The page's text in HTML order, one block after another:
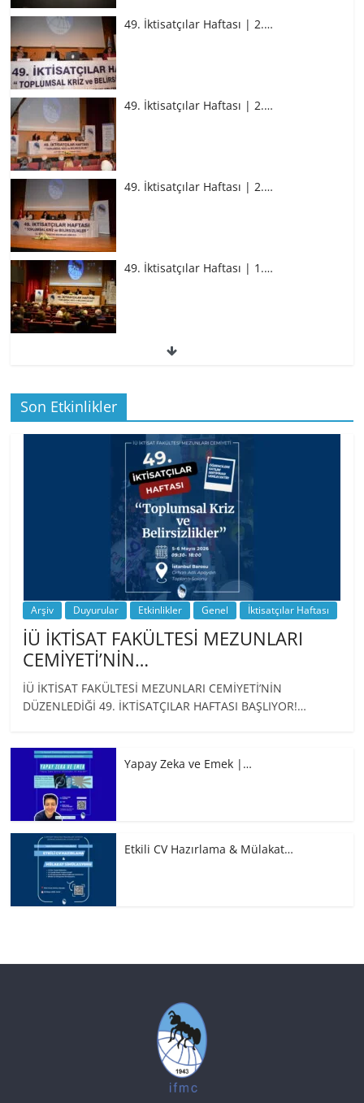
49. İktisatçılar Haftası | 2.…
49. İktisatçılar Haftası | 2.…
49. İktisatçılar Haftası | 2.…
49. İktisatçılar Haftası | 1.…
49. İktisatçılar Haftası | 1.…
BİZ İKTİSATLILAR: İÇİMİZDEN BİRİ PROF.
…
Son Etkinlikler
Arşiv Duyurular Etkinlikler Genel İktisatçılar Haftası
İÜ İKTİSAT FAKÜLTESİ MEZUNLARI
CEMİYETİ’NİN…
İÜ İKTİSAT FAKÜLTESİ MEZUNLARI CEMİYETİ’NİN
DÜZENLEDİĞİ 49. İKTİSATÇILAR HAFTASI BAŞLIYOR!…
Yapay Zeka ve Emek |…
Etkili CV Hazırlama & Mülakat…